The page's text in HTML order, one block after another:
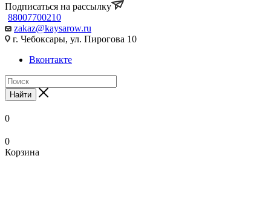
Подписаться на рассылку
88007700210
zakaz@kaysarow.ru
г. Чебоксары, ул. Пирогова 10
Вконтакте
Найти
0
0
Корзина